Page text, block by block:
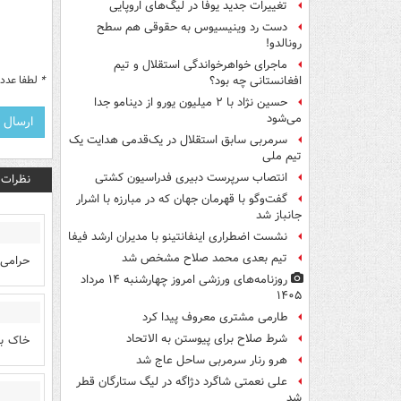
تغییرات جدید یوفا در لیگ‌های اروپایی
دست رد وینیسیوس به حقوقی هم سطح
رونالدو!
ماجرای خواهرخواندگی استقلال و تیم
افغانستانی چه بود؟
حسین نژاد با ۲ میلیون یورو از دینامو جدا
می‌شود
سرمربی سابق استقلال در یک‌قدمی هدایت یک
تیم ملی
انتصاب سرپرست دبیری فدراسیون کشتی
گفت‌وگو با قهرمان جهان که در مبارزه با اشرار
جانباز شد
نشست اضطراری اینفانتینو با مدیران ارشد فیفا
تیم بعدی محمد صلاح مشخص شد
روزنامه‌های ورزشی امروز چهارشنبه ۱۴ مرداد
۱۴۰۵
طارمی مشتری معروف پیدا کرد
شرط صلاح برای پیوستن به الاتحاد
هرو رنار سرمربی ساحل عاج شد
علی نعمتی شاگرد دژاگه در لیگ ستارگان قطر
* لطفا
نظرات
خاک